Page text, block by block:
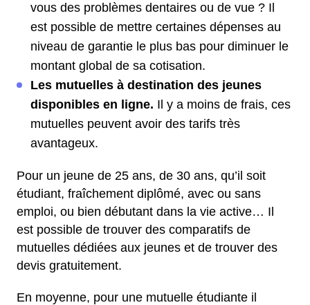
vous des problèmes dentaires ou de vue ? Il
est possible de mettre certaines dépenses au
niveau de garantie le plus bas pour diminuer le
montant global de sa cotisation.
Les mutuelles à destination des jeunes
disponibles en ligne. Il y a moins de frais, ces
mutuelles peuvent avoir des tarifs très
avantageux.
Pour un jeune de 25 ans, de 30 ans, qu’il soit
étudiant, fraîchement diplômé, avec ou sans
emploi, ou bien débutant dans la vie active… Il
est possible de trouver des comparatifs de
mutuelles dédiées aux jeunes et de trouver des
devis gratuitement.
En moyenne, pour une mutuelle étudiante il